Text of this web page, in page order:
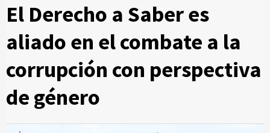
El Derecho a Saber es
aliado en el combate a la
corrupción con perspectiva
de género